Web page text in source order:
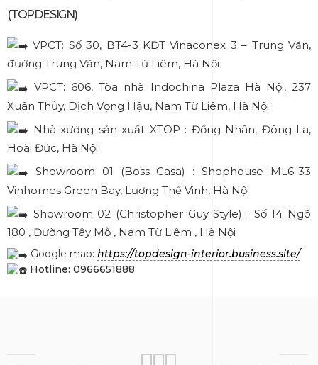
(TOPDESIGN)
VPCT: Số 30, BT4-3 KĐT Vinaconex 3 – Trung Văn,
đường Trung Văn, Nam Từ Liêm, Hà Nội
VPCT: 606, Tòa nhà Indochina Plaza Hà Nội, 237
Xuân Thủy, Dịch Vọng Hậu, Nam Từ Liêm, Hà Nội
Nhà xưởng sản xuất XTOP : Đồng Nhân, Đông La,
Hoài Đức, Hà Nội
Showroom 01 (Boss Casa) : Shophouse ML6-33
Vinhomes Green Bay, Lương Thế Vinh, Hà Nội
Showroom 02 (Christopher Guy Style) : Số 14 Ngõ
180 , Đường Tây Mỗ , Nam Từ Liêm , Hà Nội
Google map: https://topdesign-interior.business.site/
Hotline: 0966651888